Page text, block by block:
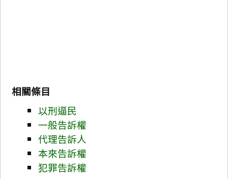
相關條目
以刑逼民
一般告訴權
代理告訴人
本來告訴權
犯罪告訴權